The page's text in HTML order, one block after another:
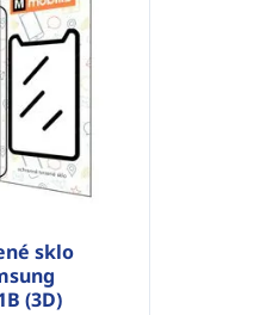
sklo
(3D)